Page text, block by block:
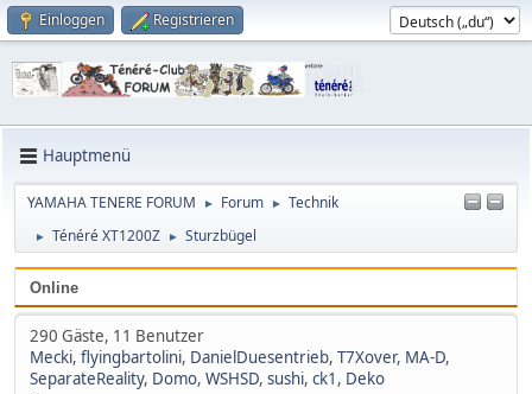
Einloggen Registrieren
Hauptmenü
YAMAHA TENERE FORUM ► Forum ► Technik
► Ténéré XT1200Z ► Sturzbügel
Online
290 Gäste, 11 Benutzer
Mecki, flyingbartolini, DanielDuesentrieb, T7Xover, MA-D,
SeparateReality, Domo, WSHSD, sushi, ck1 , Deko